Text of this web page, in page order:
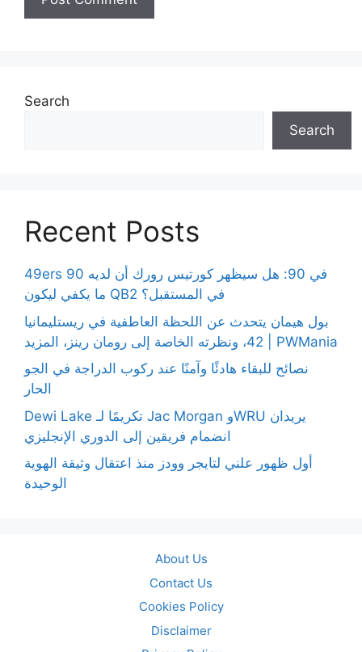
Search
Search
Recent Posts
49ers 90 في 90: هل سيظهر كورتيس رورك أن لديه
ما يكفي ليكون QB2 في المستقبل؟
بول هيمان يتحدث عن اللحظة العاطفية في ريستليمانيا
42، ونظرته الخاصة إلى رومان رينز، المزيد | PWMania
نصائح للبقاء هادئًا وآمنًا عند ركوب الدراجة في الجو
الحار
Dewi Lake تكريمًا لـ Jac Morgan وWRU يريدان
انضمام فريقين إلى الدوري الإنجليزي
أول ظهور علني لتايجر وودز منذ اعتقال وثيقة الهوية
الوحيدة
About Us
Contact Us
Cookies Policy
Disclaimer